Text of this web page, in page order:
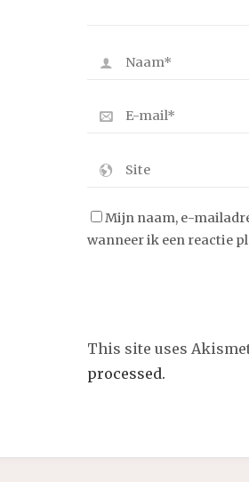
Mijn naam, e-
wanneer ik een reactie
This site uses
processed.